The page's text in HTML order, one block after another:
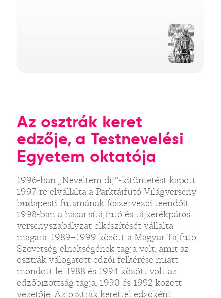
Az osztrák keret
edzője, a Testnevelési
Egyetem oktatója
1996-ban „Neveltem díj”-kitüntetést kapott.
1997-re elvállalta a Parktájfutó Világverseny
budapesti futamának főszervezői teendőit.
1998-ban a hazai sítájfutó és tájkerékpáros
versenyszabályzat elkészítését vállalta
magára. 1989–1999 között a Magyar Tájfutó
Szövetség elnökségének tagja volt, amit az
osztrák válogatott edzői felkérése miatt
mondott le. 1988 és 1994 között volt az
edzőbizottság tagja, 1990 és 1992 között
vezetője. Az osztrák kerettel edzőként